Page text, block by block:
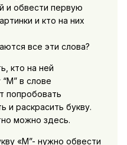
и обвести первую
и кто на них
все эти слова?
кто на ней
в слове
попробовать
и раскрасить букву.
можно здесь.
«М”- нужно обвести